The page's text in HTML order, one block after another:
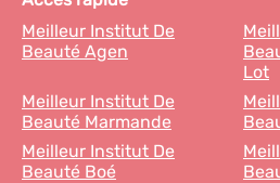
Meilleur Institut De
Beauté Agen
Lot
Meilleur Institut De
Beauté Marmande
Meilleur Institut De
Beauté Boé